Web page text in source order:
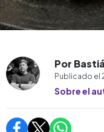
Por
Publicado el
Sobre el